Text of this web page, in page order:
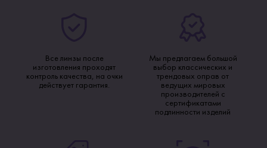
Все линзы после
изготовления проходят
контроль качества, на очки
действует гарантия.
Мы предлагаем большой
выбор классических и
трендовых оправ от
ведущих мировых
производителей с
сертификатами
подлинности изделий